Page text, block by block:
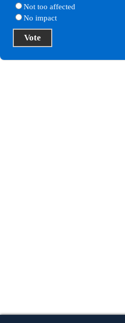
Not too affected
No impact